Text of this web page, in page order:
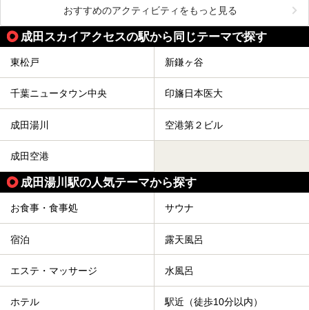
おすすめのアクティビティをもっと見る
成田スカイアクセスの駅から同じテーマで探す
東松戸 新鎌ヶ谷
千葉ニュータウン中央 印旛日本医大
成田湯川 空港第２ビル
成田空港
成田湯川駅の人気テーマから探す
お食事・食事処 サウナ
宿泊 露天風呂
エステ・マッサージ 水風呂
ホテル 駅近（徒歩10分以内）